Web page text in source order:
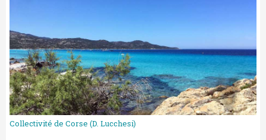
Collectivité de Corse (D. Lucchesi)